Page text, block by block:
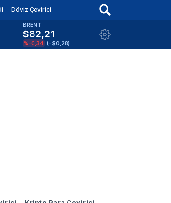
Döviz Çevirici
BRENT
$82,21
%-0,34 (-$0,28)